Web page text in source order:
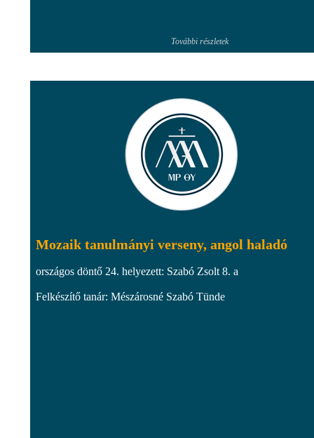
További részletek
Mozaik tanulmányi verseny, angol haladó
országos döntő 24. helyezett: Szabó Zsolt 8. a
Felkészítő tanár: Mészárosné Szabó Tünde